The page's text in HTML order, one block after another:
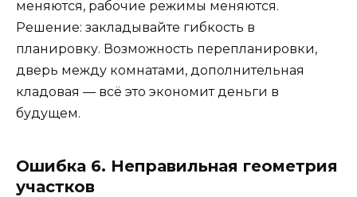
меняются, рабочие режимы меняются.
Решение: закладывайте гибкость в
планировку. Возможность перепланировки,
дверь между комнатами, дополнительная
кладовая — всё это экономит деньги в
будущем.
Ошибка 6. Неправильная геометрия
участков